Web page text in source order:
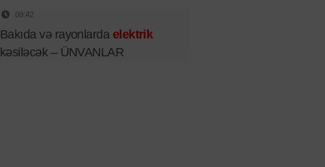
09:42
Bakıda və rayonlarda elektrik
kəsiləcək – ÜNVANLAR